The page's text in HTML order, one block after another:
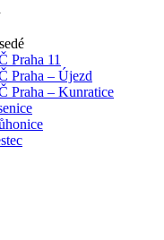
Praha 11
Praha – Újezd
Praha – Kunratice